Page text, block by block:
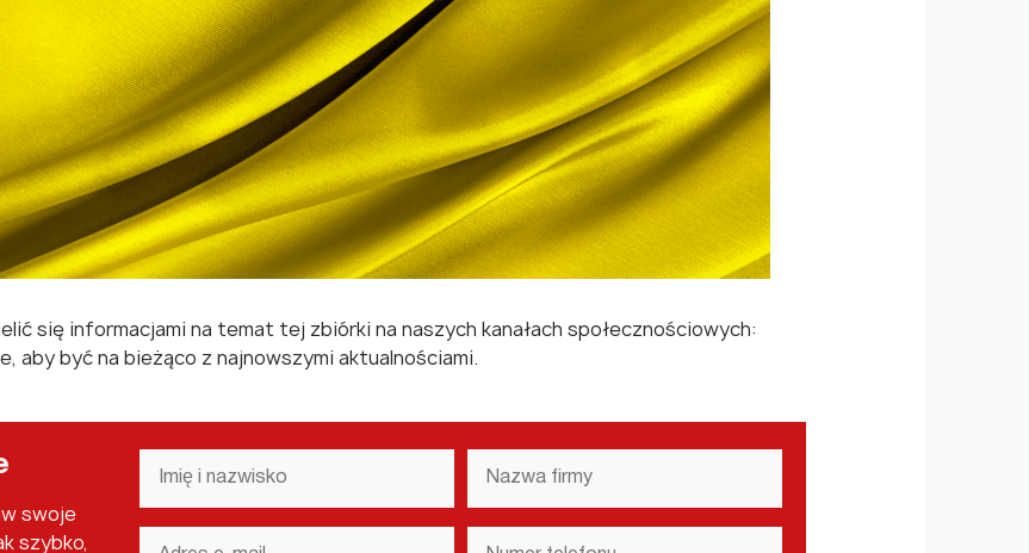
się informacjami na temat tej zbiórki na naszych kanałach społecznościowych:
aby być na bieżąco z najnowszymi aktualnościami.
swoje
szybko,
Imię
nazwisko*
Nazwa
firmy*
Adres Numer